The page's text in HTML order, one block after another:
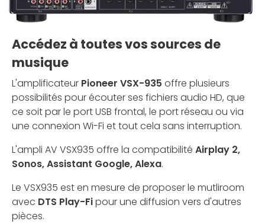
Accédez à toutes vos sources de
musique
L'amplificateur Pioneer VSX-935 offre plusieurs
possibilités pour écouter ses fichiers audio HD, que
ce soit par le port USB frontal, le port réseau ou via
une connexion Wi-Fi et tout cela sans interruption.
L'ampli AV VSX935 offre la compatibilité Airplay 2,
Sonos, Assistant Google, Alexa.
Le VSX935 est en mesure de proposer le mutliroom
avec DTS Play-Fipour une diffusion vers d'autres
pièces.